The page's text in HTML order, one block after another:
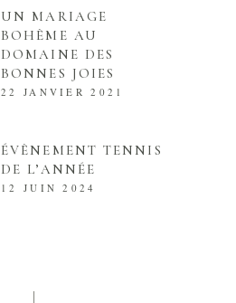
UN MARIAGE
BOHÈME AU
DOMAINE DES
BONNES JOIES
22 JANVIER 2021
ÉVÈNEMENT TENNIS
DE L’ANNÉE
12 JUIN 2024